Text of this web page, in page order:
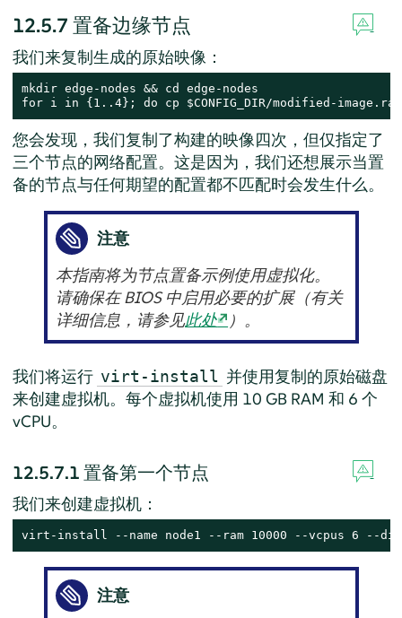
12.5.7 置备边缘节点
我们来复制生成的原始映像：
mkdir edge-nodes && cd edge-nodes
for i in {1..4}; do cp $CONFIG_DIR/modified-
您会发现，我们复制了构建的映像四次，但仅指定了
三个节点的网络配置。这是因为，我们还想展示当置
备的节点与任何期望的配置都不匹配时会发生什么。
注意
本指南将为节点置备示例使用虚拟化。
请确保在 BIOS 中启用必要的扩展（有关
详细信息，请参见此处 ）。
我们将运行 virt-install 并使用复制的原始磁盘
来创建虚拟机。每个虚拟机使用 10 GB RAM 和 6 个
vCPU。
12.5.7.1置备第一个节点
我们来创建虚拟机：
virt-install --name node1 --ram 10000 --vcpus 6 --
注意